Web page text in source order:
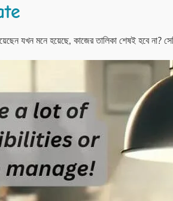
যখন মনে হয়েছে, কাজের তালিকা শেষই হবে না?